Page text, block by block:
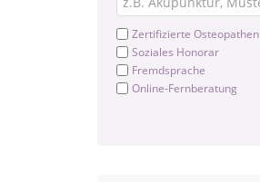
Zertifizierte Osteopathen
Soziales Honorar
Fremdsprache
Online-Fernberatung